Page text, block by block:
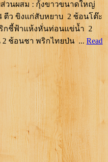
วนผสม : กุ้งขาวขนาดใหญ่
ว ขิงแก่สับหยาบ 2 ช้อนโต๊ะ
กชี้ฟ้าแห้งหั่นท่อนแข่น้ำ 2
2 ช้อนชา พริกไทยป่น ...Read